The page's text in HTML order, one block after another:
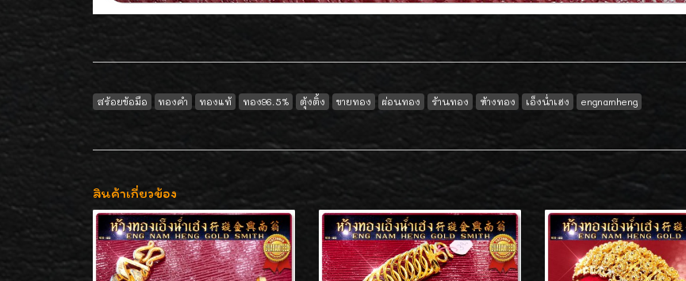
สร้อยข้อมือ ทองคำ ทองแท้ ทอง96.5% ตุ้งติ้ง ขายทอง ผ่อนทอง ร้านทอง ห้างทอง เอ็งน่ำเฮง engnamheng
สินค้าเกี่ยวข้อง